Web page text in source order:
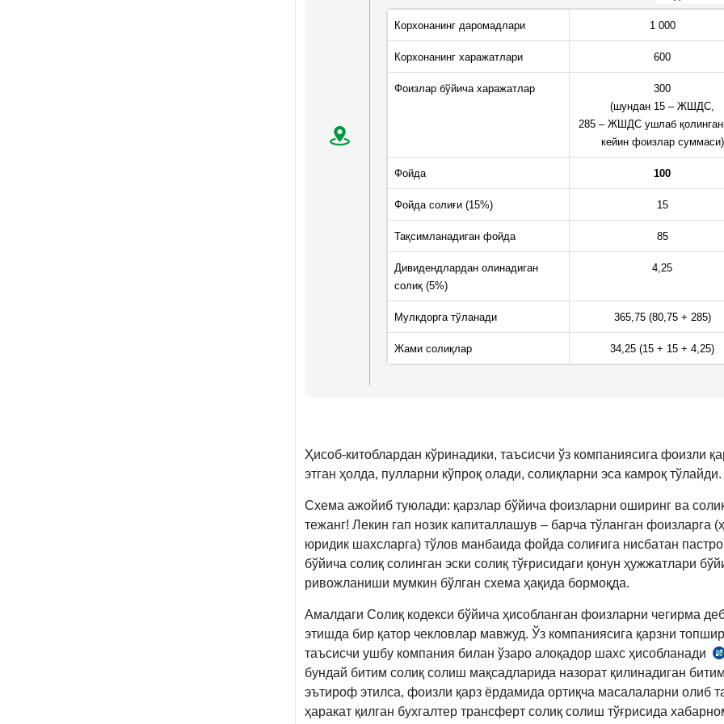
Корхонанинг даромадлари 1 000
Корхонанинг харажатлари 600
Фоизлар бўйича харажатлар
300
(шундан 15 – ЖШДС,
285 – ЖШДС ушлаб
кейин фоизлар суммаси)
Фойда 100
Фойда солиғи (15%) 15
Тақсимланадиган фойда 85
Дивидендлардан олинадиган
солиқ (5%)
4,25
Мулкдорга тўланади 365,75 (80,75 + 285)
Жами солиқлар 34,25 (15 + 15 + 4,25)
Ҳисоб-китоблардан кўринадики, таъсисчи ўз компаниясига фоизли
этган ҳолда, пулларни кўпроқ олади, солиқларни эса камроқ тўлайди.
Схема ажойиб туюлади: қарзлар бўйича фоизларни оширинг ва
тежанг! Лекин гап нозик капиталлашув – барча тўланган фоизларга
юридик шахсларга) тўлов манбаида фойда солиғига нисбатан
бўйича солиқ солинган эски солиқ тўғрисидаги қонун ҳужжатлари
ривожланиши мумкин бўлган схема ҳақида бормоқда.
Амалдаги Солиқ кодекси бўйича ҳисобланган фоизларни чегирма
этишда бир қатор чекловлар мавжуд. Ўз компаниясига қарзни
таъсисчи ушбу компания билан ўзаро алоқадор шахс ҳисобланади
м.
бундай битим солиқ солиш мақсадларида назорат қилинадиган
эътироф этилса, фоизли қарз ёрдамида ортиқча масалаларни олиб
ҳаракат қилган бухгалтер трансферт солиқ солиш тўғрисида